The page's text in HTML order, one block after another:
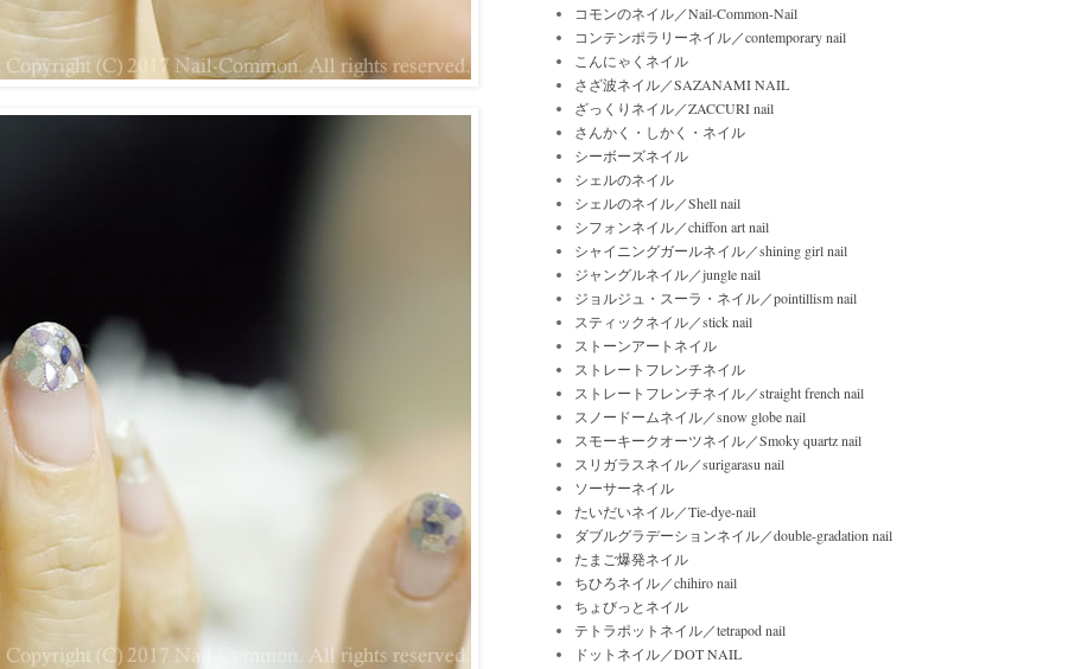
コモンのネイル／Nail-Common-Nail
コンテンポラリーネイル／contemporary nail
こんにゃくネイル
さざ波ネイル／SAZANAMI NAIL
ざっくりネイル／ZACCURI nail
さんかく・しかく・ネイル
シーボーズネイル
シェルのネイル
シェルのネイル／Shell nail
シフォンネイル／chiffon art nail
シャイニングガールネイル／shining girl nail
ジャングルネイル／jungle nail
ジョルジュ・スーラ・ネイル／pointillism nail
スティックネイル／stick nail
ストーンアートネイル
ストレートフレンチネイル
ストレートフレンチネイル／straight french nail
スノードームネイル／snow globe nail
スモーキークオーツネイル／Smoky quartz nail
スリガラスネイル／surigarasu nail
ソーサーネイル
たいだいネイル／Tie-dye-nail
ダブルグラデーションネイル／double-gradation nail
たまご爆発ネイル
ちひろネイル／chihiro nail
ちょびっとネイル
テトラポットネイル／tetrapod nail
ドットネイル／DOT NAIL